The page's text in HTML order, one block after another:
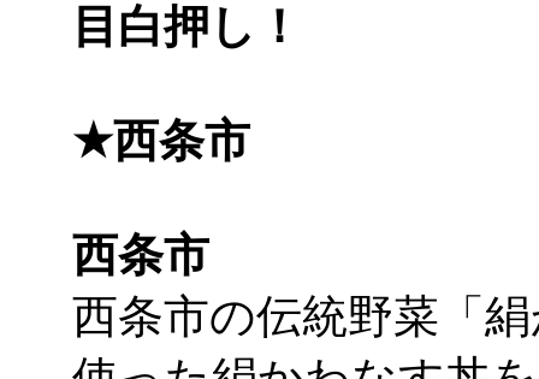
目白押し！
★西条市
西条市
西条市の伝統野菜「